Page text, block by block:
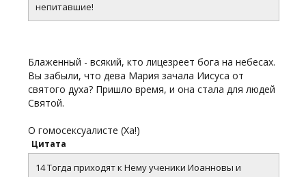
непитавшие!
Блаженный - всякий, кто лицезреет бога на небесах.
Вы забыли, что дева Мария зачала Иисуса от
святого духа? Пришло время, и она стала для людей
Святой.
О гомосексуалисте (Ха!)
Цитата
14 Тогда приходят к Нему ученики Иоанновы и